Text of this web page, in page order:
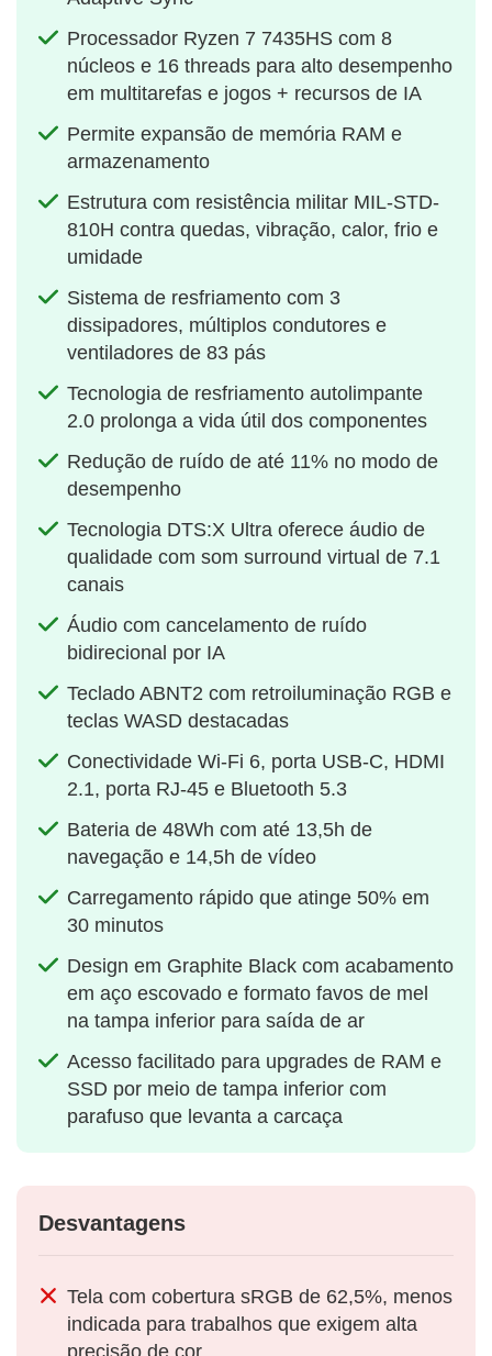
Processador Ryzen 7 7435HS com 8
núcleos e 16 threads para alto desempenho
em multitarefas e jogos + recursos de IA
Permite expansão de memória RAM e
armazenamento
Estrutura com resistência militar MIL-STD-
810H contra quedas, vibração, calor, frio e
umidade
Sistema de resfriamento com 3
dissipadores, múltiplos condutores e
ventiladores de 83 pás
Tecnologia de resfriamento autolimpante
2.0 prolonga a vida útil dos componentes
Redução de ruído de até 11% no modo de
desempenho
Tecnologia DTS:X Ultra oferece áudio de
qualidade com som surround virtual de 7.1
canais
Áudio com cancelamento de ruído
bidirecional por IA
Teclado ABNT2 com retroiluminação RGB e
teclas WASD destacadas
Conectividade Wi-Fi 6, porta USB-C, HDMI
2.1, porta RJ-45 e Bluetooth 5.3
Bateria de 48Wh com até 13,5h de
navegação e 14,5h de vídeo
Carregamento rápido que atinge 50% em
30 minutos
Design em Graphite Black com acabamento
em aço escovado e formato favos de mel
na tampa inferior para saída de ar
Acesso facilitado para upgrades de RAM e
SSD por meio de tampa inferior com
parafuso que levanta a carcaça
Desvantagens
Tela com cobertura sRGB de 62,5%, menos
indicada para trabalhos que exigem alta
precisão de cor